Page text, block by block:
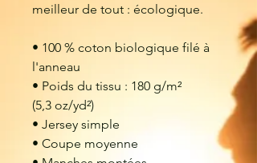
meilleur de tout : écologique.
• 100 % coton biologique filé à
l'anneau
• Poids du tissu : 180 g/m²
(5,3 oz/yd²)
• Jersey simple
• Coupe moyenne